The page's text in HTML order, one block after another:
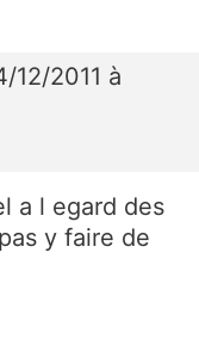
12/2011 à
a l egard des
y faire de